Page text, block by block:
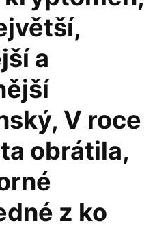
a
V roce
obrátila,
z ko